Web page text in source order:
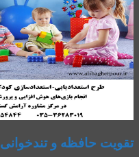
تقویت حافظه و تندخوانی